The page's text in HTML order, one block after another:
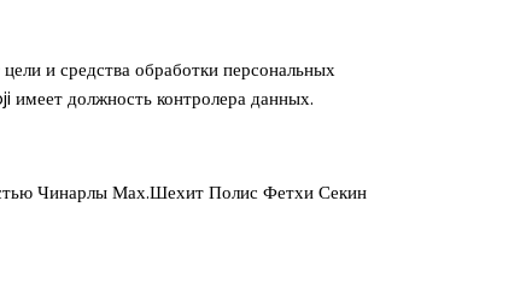
и средства обработки персональных
имеет должность контролера данных.
Чинарлы Мах.Шехит Полис Фетхи Секин